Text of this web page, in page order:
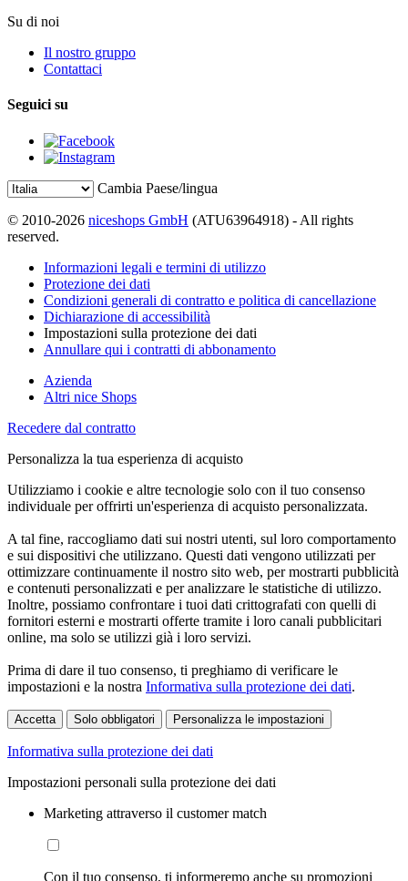
Su di noi
Il nostro gruppo
Contattaci
Seguici su
Cambia Paese/lingua
© 2010-2026 niceshops GmbH (ATU63964918) - All rights
reserved.
Informazioni legali e termini di utilizzo
Protezione dei dati
Condizioni generali di contratto e politica di cancellazione
Dichiarazione di accessibilità
Impostazioni sulla protezione dei dati
Annullare qui i contratti di abbonamento
Azienda
Altri nice Shops
Recedere dal contratto
Personalizza la tua esperienza di acquisto
Utilizziamo i cookie e altre tecnologie solo con il tuo consenso
individuale per offrirti un'esperienza di acquisto personalizzata.
A tal fine, raccogliamo dati sui nostri utenti, sul loro comportamento
e sui dispositivi che utilizzano. Questi dati vengono utilizzati per
ottimizzare continuamente il nostro sito web, per mostrarti pubblicità
e contenuti personalizzati e per analizzare le statistiche di utilizzo.
Inoltre, possiamo confrontare i tuoi dati crittografati con quelli di
fornitori esterni e mostrarti offerte tramite i loro canali pubblicitari
online, ma solo se utilizzi già i loro servizi.
Prima di dare il tuo consenso, ti preghiamo di verificare le
impostazioni e la nostra Informativa sulla protezione dei dati.
Accetta Solo obbligatori Personalizza le impostazioni
Informativa sulla protezione dei dati
Impostazioni personali sulla protezione dei dati
Marketing attraverso il customer match
Con il tuo consenso, ti informeremo anche su promozioni